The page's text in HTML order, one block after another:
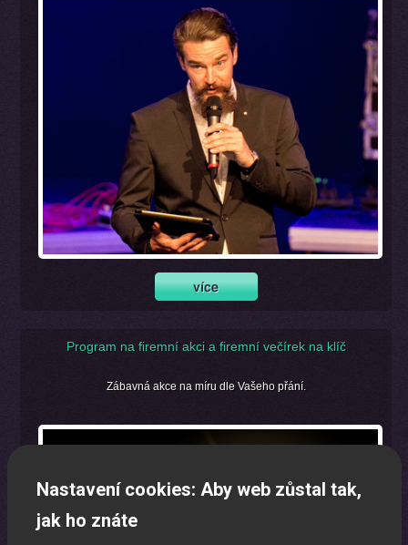
Program na firemní akci a firemní večírek na klíč
Zábavná akce na míru dle Vašeho přání.
Nastavení cookies: Aby web zůstal tak,
jak ho znáte